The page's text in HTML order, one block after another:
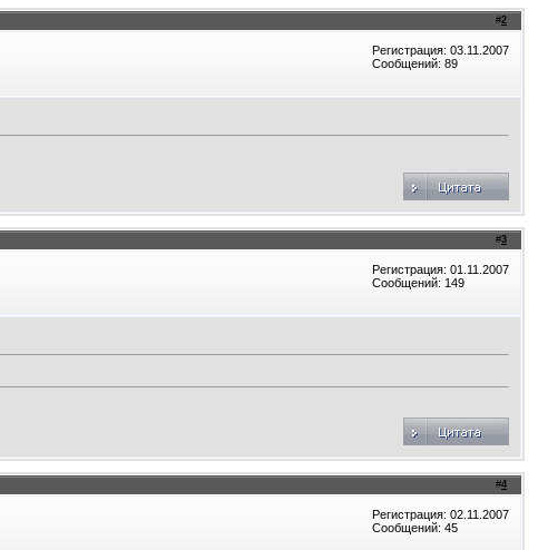
#2
Регистрация: 03.11.2007
Сообщений: 89
#3
Регистрация: 01.11.2007
Сообщений: 149
#4
Регистрация: 02.11.2007
Сообщений: 45